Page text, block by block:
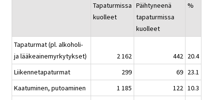
Tapaturmissa
kuolleet
Päihtyneenä
tapaturmissa
kuolleet
%
Tapaturmat (pl. alkoholi-
ja lääkeainemyrkytykset)
2 162 442 20.4
Liikennetapaturmat
299 69 23.1
Kaatuminen, putoaminen
1 185 122 10.3